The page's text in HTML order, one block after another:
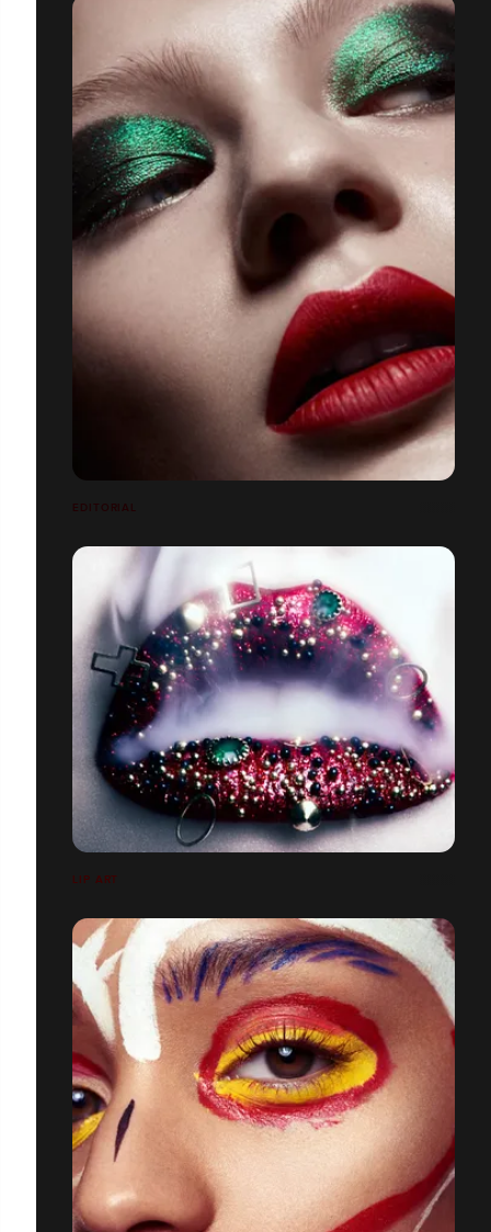
EDITORIAL
LIP ART